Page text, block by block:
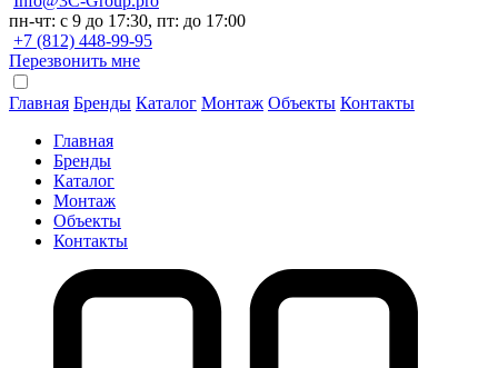
пн-чт: с 9 до 17:30, пт: до 17:00
+7 (812) 448-99-95
Перезвонить мне
Главная Бренды Каталог Монтаж Объекты Контакты
Главная
Бренды
Каталог
Монтаж
Объекты
Контакты